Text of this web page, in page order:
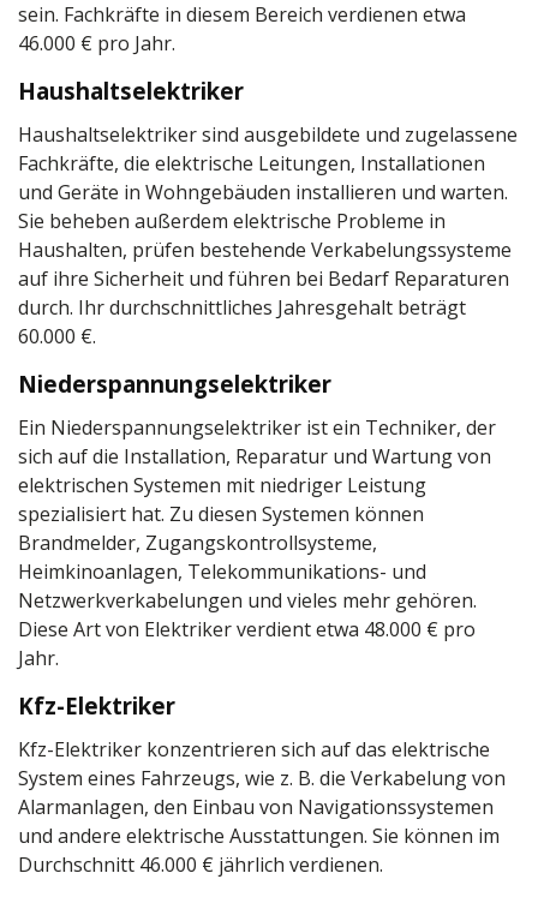
sein. Fachkräfte in diesem Bereich verdienen etwa
46.000 € pro Jahr.
Haushaltselektriker
Haushaltselektriker sind ausgebildete und zugelassene
Fachkräfte, die elektrische Leitungen, Installationen
und Geräte in Wohngebäuden installieren und warten.
Sie beheben außerdem elektrische Probleme in
Haushalten, prüfen bestehende Verkabelungssysteme
auf ihre Sicherheit und führen bei Bedarf Reparaturen
durch. Ihr durchschnittliches Jahresgehalt beträgt
60.000 €.
Niederspannungselektriker
Ein Niederspannungselektriker ist ein Techniker, der
sich auf die Installation, Reparatur und Wartung von
elektrischen Systemen mit niedriger Leistung
spezialisiert hat. Zu diesen Systemen können
Brandmelder, Zugangskontrollsysteme,
Heimkinoanlagen, Telekommunikations- und
Netzwerkverkabelungen und vieles mehr gehören.
Diese Art von Elektriker verdient etwa 48.000 € pro
Jahr.
Kfz-Elektriker
Kfz-Elektriker konzentrieren sich auf das elektrische
System eines Fahrzeugs, wie z. B. die Verkabelung von
Alarmanlagen, den Einbau von Navigationssystemen
und andere elektrische Ausstattungen. Sie können im
Durchschnitt 46.000 € jährlich verdienen.